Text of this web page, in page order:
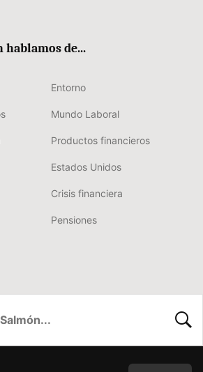
hablamos de...
Entorno
Mundo Laboral
Productos financieros
Estados Unidos
Crisis financiera
Pensiones